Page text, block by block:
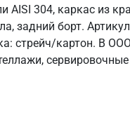
AISI 304, каркас из
задний борт.
стрейч/картон. В